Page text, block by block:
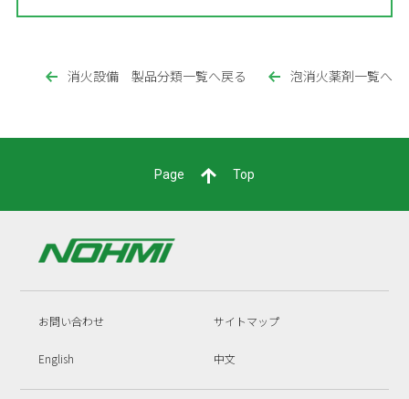
消火設備 製品分類一覧へ戻る 泡消火薬剤一覧へ
Page Top
お問い合わせ サイトマップ
English 中文